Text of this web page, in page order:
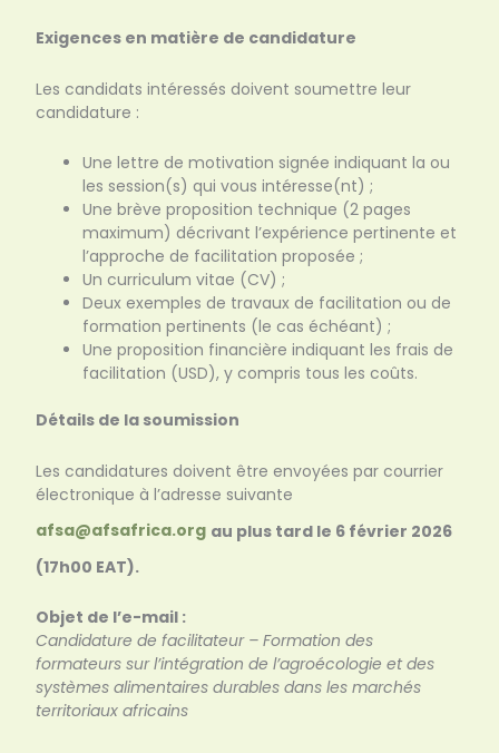
Exigences en matière de candidature
Les candidats intéressés doivent soumettre leur
candidature :
Une lettre de motivation signée indiquant la ou
les session(s) qui vous intéresse(nt) ;
Une brève proposition technique (2 pages
maximum) décrivant l’expérience pertinente et
l’approche de facilitation proposée ;
Un curriculum vitae (CV) ;
Deux exemples de travaux de facilitation ou de
formation pertinents (le cas échéant) ;
Une proposition financière indiquant les frais de
facilitation (USD), y compris tous les coûts.
Détails de la soumission
Les candidatures doivent être envoyées par courrier
électronique à l’adresse suivante
afsa@afsafrica.org au plus tard le 6 février 2026
(17h00 EAT).
Objet de l’e-mail :
Candidature de facilitateur – Formation des
formateurs sur l’intégration de l’agroécologie et des
systèmes alimentaires durables dans les marchés
territoriaux africains